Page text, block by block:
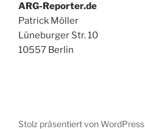
ARG-Reporter.de
Patrick Möller
Lüneburger Str. 10
10557 Berlin
Stolz präsentiert von WordPress